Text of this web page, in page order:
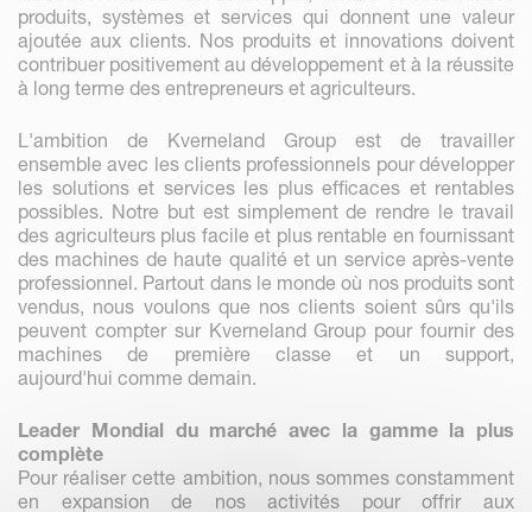
produits, systèmes et services qui donnent une valeur
ajoutée aux clients. Nos produits et innovations doivent
contribuer positivement au développement et à la réussite
à long terme des entrepreneurs et agriculteurs.
L'ambition de Kverneland Group est de travailler
ensemble avec les clients professionnels pour développer
les solutions et services les plus efficaces et rentables
possibles. Notre but est simplement de rendre le travail
des agriculteurs plus facile et plus rentable en fournissant
des machines de haute qualité et un service après-vente
professionnel. Partout dans le monde où nos produits sont
vendus, nous voulons que nos clients soient sûrs qu'ils
peuvent compter sur Kverneland Group pour fournir des
machines de première classe et un support,
aujourd'hui comme demain.
Leader Mondial du marché avec la gamme la plus
complète
Pour réaliser cette ambition, nous sommes constamment
en expansion de nos activités pour offrir aux